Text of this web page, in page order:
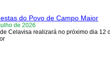
do Povo de Campo Maior
de 2026
Celavisa realizará no próximo dia 12